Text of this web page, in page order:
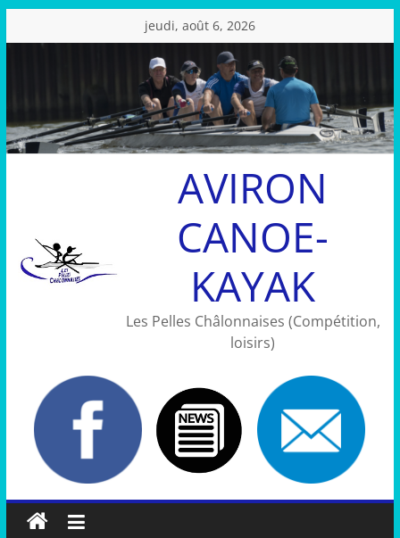
au
jeudi, août 6, 2026
AVIRON
CANOE-
KAYAK
Les Pelles Châlonnaises (Compétition,
loisirs)